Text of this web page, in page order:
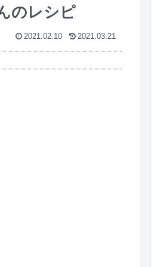
のレシピ
2021.02.10 2021.03.21